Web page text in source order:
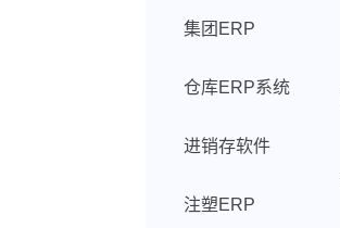
集团ERP
仓库ERP系统
进销存软件
注塑ERP